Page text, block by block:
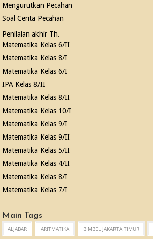
Mengurutkan Pecahan
Soal Cerita Pecahan
Penilaian akhir Th.
Matematika Kelas 6/II
Matematika Kelas 8/I
Matematika Kelas 6/I
IPA Kelas 8/II
Matematika Kelas 8/II
Matematika Kelas 10/I
Matematika Kelas 9/I
Matematika Kelas 9/II
Matematika Kelas 5/II
Matematika Kelas 4/II
Matematika Kelas 8/I
Matematika Kelas 7/I
Main Tags
ALJABAR ARITMATIKA BIMBEL JAKARTA TIMUR